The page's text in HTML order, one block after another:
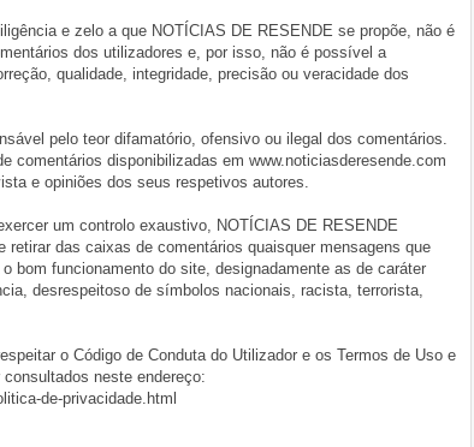
e zelo a que NOTÍCIAS DE RESENDE se propõe, não é
dos utilizadores e, por isso, não é possível a
qualidade, integridade, precisão ou veracidade dos
pelo teor difamatório, ofensivo ou ilegal dos comentários.
comentários disponibilizadas em www.noticiasderesende.com
e opiniões dos seus respetivos autores.
um controlo exaustivo, NOTÍCIAS DE RESENDE
retirar das caixas de comentários quaisquer mensagens que
bom funcionamento do site, designadamente as de caráter
desrespeitoso de símbolos nacionais, racista, terrorista,
o Código de Conduta do Utilizador e os Termos de Uso e
neste endereço:
de-privacidade.html